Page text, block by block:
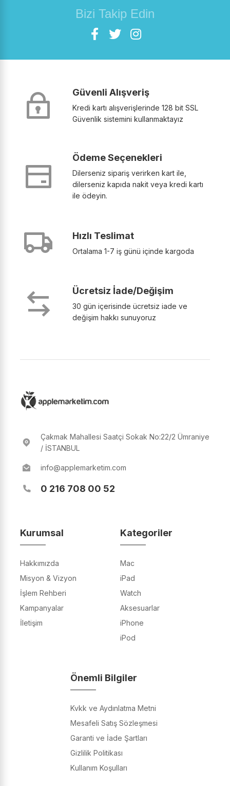
Bizi Takip Edin
Güvenli Alışveriş
Kredi kartı alışverişlerinde 128 bit SSL
Güvenlik sistemini kullanmaktayız
Ödeme Seçenekleri
Dilerseniz sipariş verirken kart ile,
dilerseniz kapıda nakit veya kredi kartı
ile ödeyin.
Hızlı Teslimat
Ortalama 1-7 iş günü içinde kargoda
Ücretsiz İade/Değişim
30 gün içerisinde ücretsiz iade ve
değişim hakkı sunuyoruz
Çakmak Mahallesi Saatçi Sokak No:22/2 Ümraniye
/ İSTANBUL
info@applemarketim.com
0 216 708 00 52
Kurumsal
Hakkımızda
Misyon & Vizyon
İşlem Rehberi
Kampanyalar
İletişim
Kategoriler
Mac
iPad
Watch
Aksesuarlar
iPhone
iPod
Önemli Bilgiler
Kvkk ve Aydınlatma Metni
Mesafeli Satış Sözleşmesi
Garanti ve İade Şartları
Gizlilik Politikası
Kullanım Koşulları